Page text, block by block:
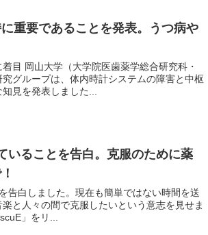
重要であることを発表。うつ病や
目 岡山大学（大学院医歯薬学総合研究科・
グループは、体内時計システムの障害と中枢
見を発表しました...
いることを告白。克服のために薬
告白しました。現在も簡単ではない時間を送
と人々の間で克服したいという意志を見せま
」をリ...